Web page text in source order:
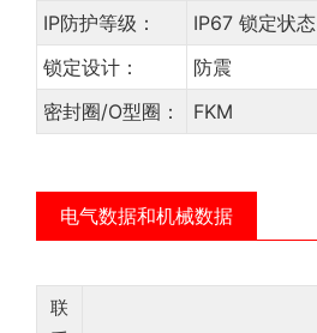
IP防护等级：
IP67 锁定状态
锁定设计：
防震
密封圈/O型圈：
FKM
电气数据和机械数据
联